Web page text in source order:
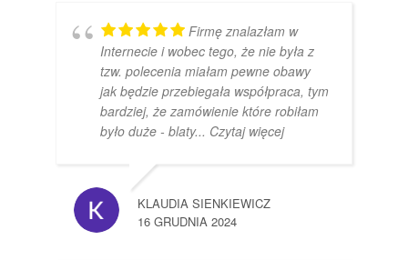
Firmę znalazłam w
Internecie i wobec tego, że nie była z
tzw. polecenia miałam pewne obawy
jak będzie przebiegała współpraca, tym
bardziej, że zamówienie które robiłam
było duże - blaty... Czytaj więcej
KLAUDIA SIENKIEWICZ
16 GRUDNIA 2024